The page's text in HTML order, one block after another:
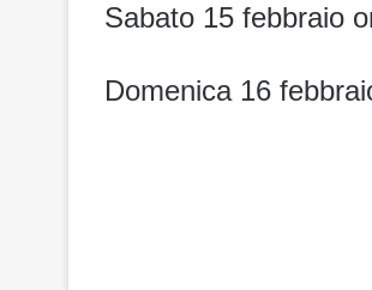
Sabato 15 febbraio
Domenica 16